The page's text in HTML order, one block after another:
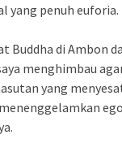
yang penuh euforia.
Buddha di Ambon
menghimbau
yang